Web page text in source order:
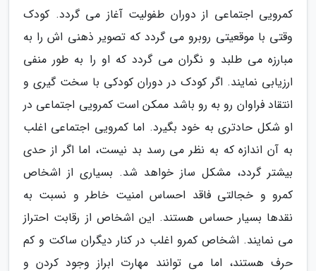
کمرویی اجتماعی از دوران طفولیت آغاز می گردد. کودک
وقتی با موقعیتی روبرو می گردد که تصویر ذهنی اش را به
مبارزه می طلبد و نگران می گردد که او را به طور منفی
ارزیابی نمایند. اگر کودک در دوران کودکی با سخت گیری و
انتقاد فراوان رو به رو باشد ممکن است کمرویی اجتماعی در
او شکل حادتری به خود بگیرد. اما کمرویی اجتماعی اغلب
به آن اندازه که به نظر می رسد بد نیست، اما اگر از حدی
بیشتر گردد، مشکل ساز خواهد شد. بسیاری از اشخاص
کمرو و خجالتی فاقد احساس امنیت خاطر و نسبت به
نقدها بسیار حساس هستند. این اشخاص از رقابت احتراز
می نمایند. اشخاص کمرو اغلب در کنار دیگران ساکت و کم
حرف هستند، اما می توانند مهارت ابراز وجود کردن و